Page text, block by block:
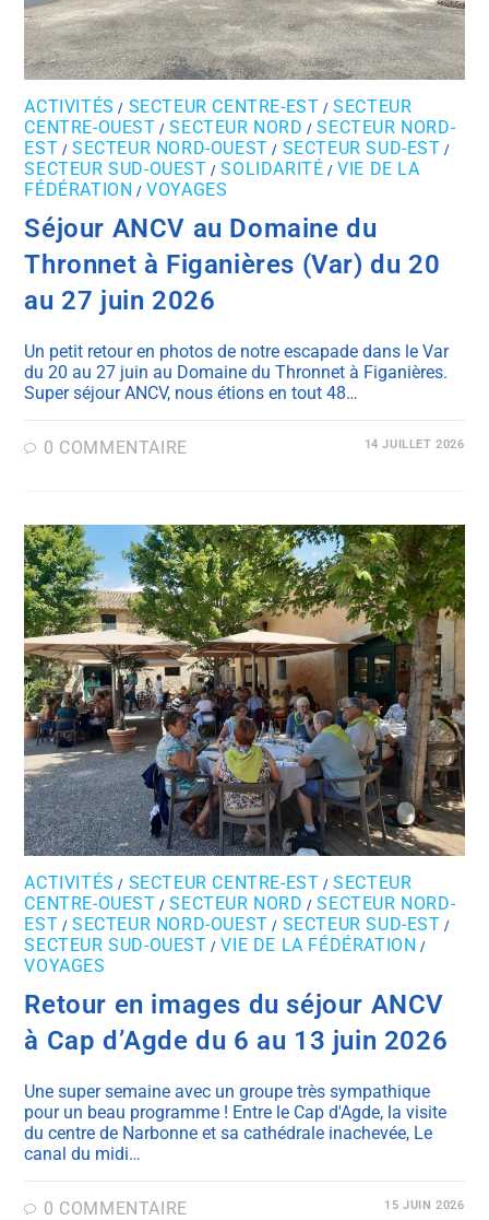
ACTIVITÉS / SECTEUR CENTRE-EST /SECTEUR
CENTRE-OUEST /SECTEUR NORD /SECTEUR NORD-
EST /SECTEUR NORD-OUEST / SECTEUR SUD-EST /
SECTEUR SUD-OUEST /SOLIDARITÉ / VIE DE LA
FÉDÉRATION / VOYAGES
Séjour ANCV au Domaine du
Thronnet à Figanières (Var) du 20
au 27 juin 2026
Un petit retour en photos de notre escapade dans le Var
du 20 au 27 juin au Domaine du Thronnet à Figanières.
Super séjour ANCV, nous étions en tout 48…
0 COMMENTAIRE 14 JUILLET 2026
ACTIVITÉS / SECTEUR CENTRE-EST /SECTEUR
CENTRE-OUEST /SECTEUR NORD /SECTEUR NORD-
EST /SECTEUR NORD-OUEST / SECTEUR SUD-EST /
SECTEUR SUD-OUEST / VIE DE LA FÉDÉRATION /
VOYAGES
Retour en images du séjour ANCV
à Cap d’Agde du 6 au 13 juin 2026
Une super semaine avec un groupe très sympathique
pour un beau programme ! Entre le Cap d'Agde, la visite
du centre de Narbonne et sa cathédrale inachevée, Le
canal du midi…
0 COMMENTAIRE 15 JUIN 2026